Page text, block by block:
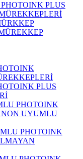
PLUS
PLUS
PHOTOINK
UYUMLU
PHOTOINK